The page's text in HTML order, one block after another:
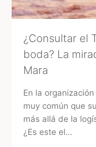
¿Consultar el
boda? La
Mara
En la
muy común que
más allá de la
¿Es este el…